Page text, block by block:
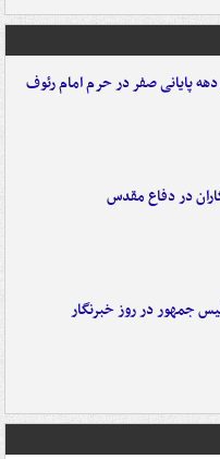
پایانی صفر در حرم امام رئوف
در دفاع مقدس
جمهور در روز خبرنگار